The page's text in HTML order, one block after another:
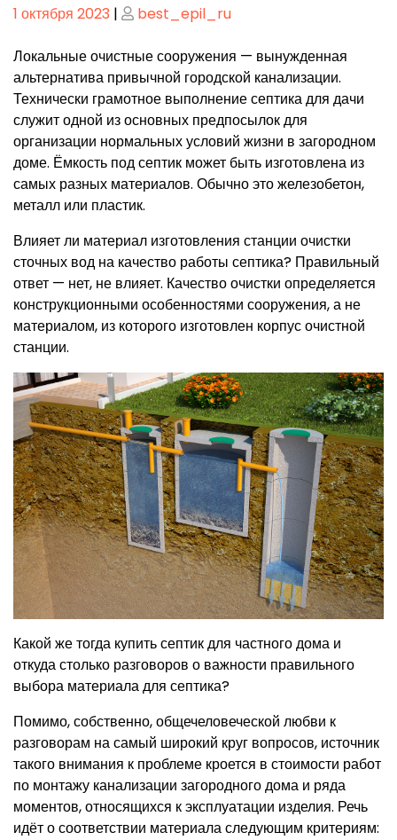
Опубликовано
1 октября 2023 | Опубликовано
best_epil_ru
Локальные очистные сооружения — вынужденная
альтернатива привычной городской канализации.
Технически грамотное выполнение септика для дачи
служит одной из основных предпосылок для
организации нормальных условий жизни в загородном
доме. Ёмкость под септик может быть изготовлена из
самых разных материалов. Обычно это железобетон,
металл или пластик.
Влияет ли материал изготовления станции очистки
сточных вод на качество работы септика? Правильный
ответ — нет, не влияет. Качество очистки определяется
конструкционными особенностями сооружения, а не
материалом, из которого изготовлен корпус очистной
станции.
Какой же тогда купить септик для частного дома‌‌ и
откуда столько разговоров о важности правильного
выбора материала для септика?
Помимо, собственно, общечеловеческой любви к
разговорам на самый широкий круг вопросов, источник
такого внимания к проблеме кроется в стоимости работ
по монтажу канализации загородного дома и ряда
моментов, относящихся к эксплуатации изделия. Речь
идёт о соответствии материала следующим критериям: